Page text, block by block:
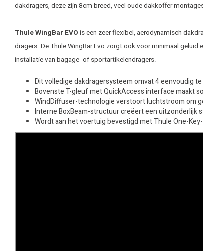
dakdragers, deze zijn 8cm breed, veel oude dakkoffer
Thule WingBar EVO is een zeer flexibel, aerodynamisch
dragers. De Thule WingBar Evo zorgt ook voor minimaal
installatie van bagage- of sportartikelendragers.
Dit volledige dakdragersysteem omvat 4 eenvoudig
Bovenste T-gleuf met QuickAccess interface maakt
WindDiffuser-technologie verstoort luchtstroom om
Interne BoxBeam-structuur creëert een uitzonderlijk
Wordt aan het voertuig bevestigd met Thule One-